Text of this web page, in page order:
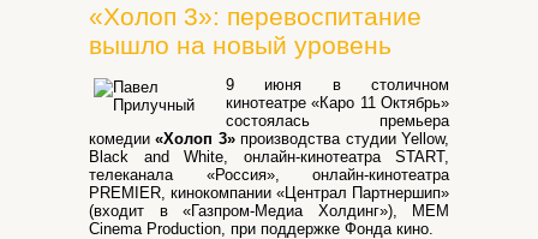
«Холоп 3»: перевоспитание
вышло на новый уровень
9 июня в столичном
кинотеатре «Каро 11 Октябрь»
состоялась премьера
комедии«Холоп 3»производства студии Yellow,
Black and White, онлайн-кинотеатра START,
телеканала «Россия», онлайн-кинотеатра
PREMIER, кинокомпании «Централ Партнершип»
(входит в «Газпром-Медиа Холдинг»), MEM
Cinema Production, при поддержке Фонда кино.